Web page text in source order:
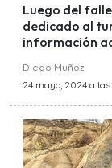
Luego del
dedicado al
información
Diego Muñoz
24 mayo, 2024 a las